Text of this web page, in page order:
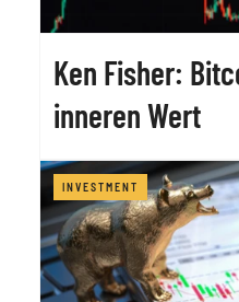
Ken Fisher:
inneren Wert
INVESTMENT